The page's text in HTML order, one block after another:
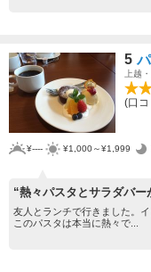
5
上越
(口
¥---- ¥1,000～¥1,999
“熱々パスタとサラダバー
友人とランチで行きました。
このパスタは本当に熱々で...